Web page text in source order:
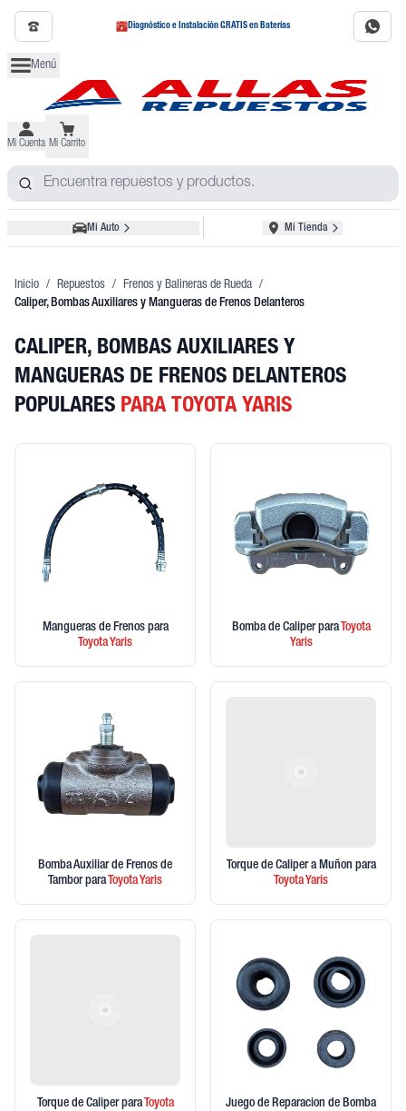
Diagnóstico e Instalación GRATIS en Baterías
Menú
Mi Cuenta Mi Carrito
Mi Auto Mi Tienda
Inicio / Repuestos / Frenos y Balineras de Rueda /
Caliper, Bombas Auxiliares y Mangueras de Frenos Delanteros
CALIPER, BOMBAS AUXILIARES Y
MANGUERAS DE FRENOS DELANTEROS
POPULARES PARA TOYOTA YARIS
Mangueras de Frenos para
ToyotaYaris
Bomba de Caliper para Toyota
Yaris
Bomba Auxiliar de Frenos de
Tambor para ToyotaYaris
Torque de Caliper a Muñon para
ToyotaYaris
Torque de Caliper para Toyota
Juego de Reparacion de Bomba